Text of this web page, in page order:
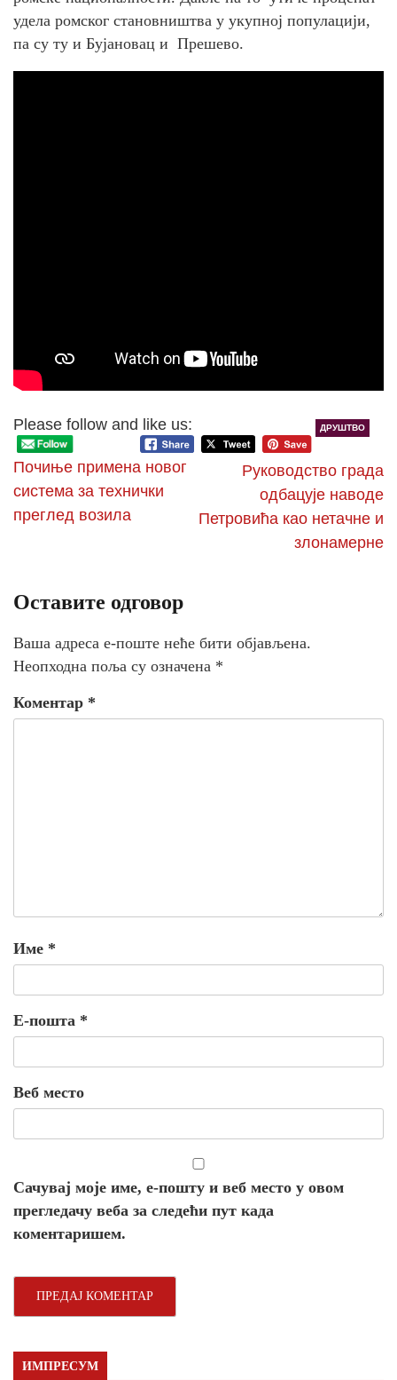
удела ромског становништва у укупној популацији,
па су ту и Бујановац и Прешево.
Please follow and like us: ДРУШТВО
Почиње примена новог
система за технички
преглед возила
Руководство града
одбацује наводе
Петровића као нетачне и
злонамерне
Оставите одговор
Ваша адреса е-поште неће бити објављена.
Неопходна поља су означена *
Коментар *
Име *
Е-пошта *
Веб место
Сачувај моје име, е-пошту и веб место у овом
прегледачу веба за следећи пут када
коментаришем.
ИМПРЕСУМ